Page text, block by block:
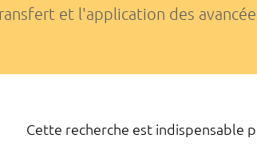
et l'application des
Cette recherche est indispensable